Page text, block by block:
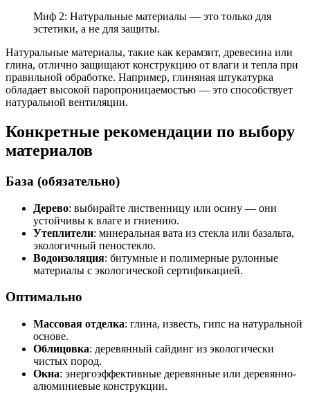
Миф 2: Натуральные материалы — это только для
эстетики, а не для защиты.
Натуральные материалы, такие как керамзит, древесина или
глина, отлично защищают конструкцию от влаги и тепла при
правильной обработке. Например, глиняная штукатурка
обладает высокой паропроницаемостью — это способствует
натуральной вентиляции.
Конкретные рекомендации по выбору
материалов
База (обязательно)
Дерево: выбирайте лиственницу или осину — они
устойчивы к влаге и гниению.
Утеплители: минеральная вата из стекла или базальта,
экологичный пеностекло.
Водоизоляция: битумные и полимерные рулонные
материалы с экологической сертификацией.
Оптимально
Массовая отделка: глина, известь, гипс на натуральной
основе.
Облицовка: деревянный сайдинг из экологически
чистых пород.
Окна: энергоэффективные деревянные или деревянно-
алюминиевые конструкции.